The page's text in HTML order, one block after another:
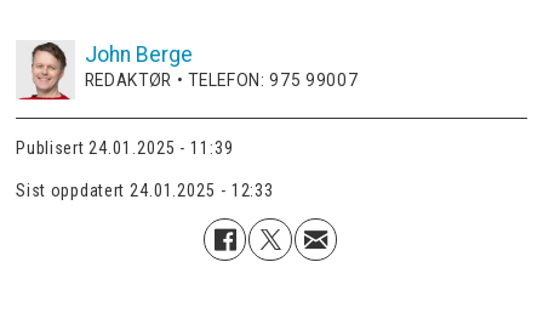
John Berge
REDAKTØR • TELEFON: 975 99007
Publisert 24.01.2025 - 11:39
Sist oppdatert 24.01.2025 - 12:33